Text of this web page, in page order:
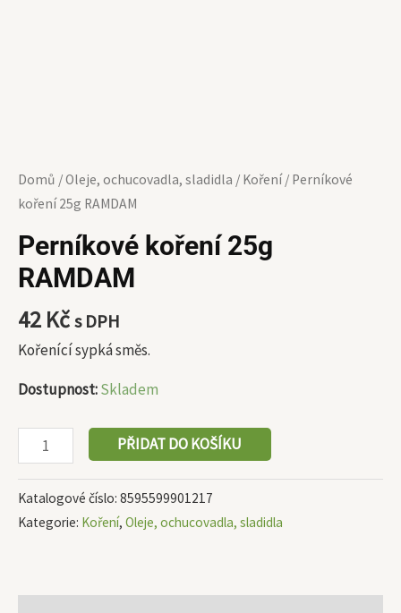
Domů /Oleje, ochucovadla, sladidla / Koření/ Perníkové
koření 25g RAMDAM
Perníkové koření 25g
RAMDAM
42 Kčs DPH
Kořenící sypká směs.
Dostupnost:Skladem
PŘIDAT DO KOŠÍKU
Katalogové číslo: 8595599901217
Kategorie: Koření, Oleje, ochucovadla, sladidla